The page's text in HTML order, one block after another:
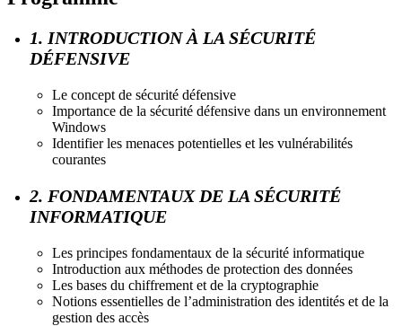
1. INTRODUCTION À LA SÉCURITÉ
DÉFENSIVE
Le concept de sécurité défensive
Importance de la sécurité défensive dans un environnement
Windows
Identifier les menaces potentielles et les vulnérabilités
courantes
2. FONDAMENTAUX DE LA SÉCURITÉ
INFORMATIQUE
Les principes fondamentaux de la sécurité informatique
Introduction aux méthodes de protection des données
Les bases du chiffrement et de la cryptographie
Notions essentielles de l’administration des identités et de la
gestion des accès